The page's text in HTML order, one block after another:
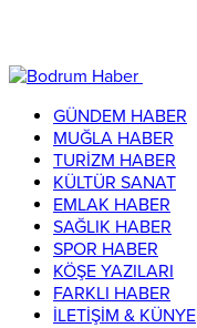
GÜNDEM HABER
MUĞLA HABER
TURİZM HABER
KÜLTÜR SANAT
EMLAK HABER
SAĞLIK HABER
SPOR HABER
KÖŞE YAZILARI
FARKLI HABER
İLETİŞİM & KÜNYE